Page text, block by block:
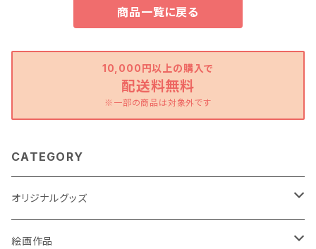
商品一覧に戻る
10,000円以上の購入で
配送料無料
※一部の商品は対象外です
CATEGORY
オリジナルグッズ
ポストカード
絵画作品